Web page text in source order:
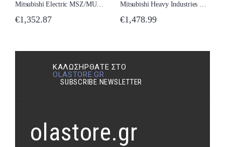
Mitsubishi Electric MSZ/MUZ-EF35VE3 Κλιματιστικό Inverter 12000 BTU A+++/A++ New Model 2024
€1,352.87
Mitsubishi Heavy Industries SRK/SRC-25ZSX-WF Κλιματιστικό Inverter 12000 BTU A+++/A+++ με WiFi New Model 2024
€1,478.99
ΚΑΛΩΣΉΡΘΑΤΕ ΣΤΟ
OLASTORE.GR
SUBSCRIBE NEWSLETTER
olastore.gr